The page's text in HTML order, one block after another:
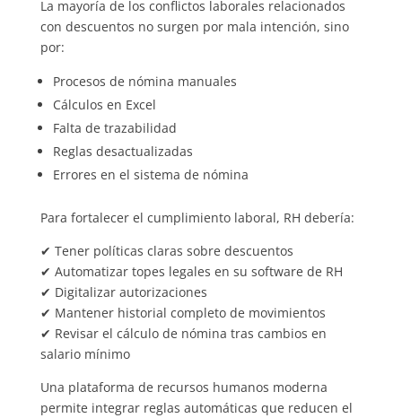
La mayoría de los conflictos laborales relacionados
con descuentos no surgen por mala intención, sino
por:
Procesos de nómina manuales
Cálculos en Excel
Falta de trazabilidad
Reglas desactualizadas
Errores en el sistema de nómina
Para fortalecer el cumplimiento laboral, RH debería:
✔ Tener políticas claras sobre descuentos
✔ Automatizar topes legales en su software de RH
✔ Digitalizar autorizaciones
✔ Mantener historial completo de movimientos
✔ Revisar el cálculo de nómina tras cambios en
salario mínimo
Una plataforma de recursos humanos moderna
permite integrar reglas automáticas que reducen el